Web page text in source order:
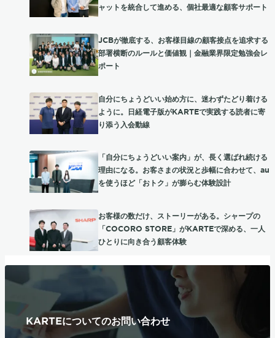
ャットを統合して進める、個社最適な顧客サポート
JCBが徹底する、お客様目線の顧客接点を追求する
部署横断のルールと価値観｜金融業界限定勉強会レ
ポート
自分にちょうどいい始め方に、迷わずたどり着ける
ように。日経電子版がKARTEで実践する読者に寄
り添う入会動線
「自分にちょうどいい案内」が、長く選ばれ続ける
理由になる。お客さまの状況と歩幅に合わせて、au
を使うほど「おトク」が膨らむ体験設計
お客様の数だけ、ストーリーがある。シャープの
「COCORO STORE」がKARTEで深める、一人
ひとりに向き合う顧客体験
KARTEについてのお問い合わせ